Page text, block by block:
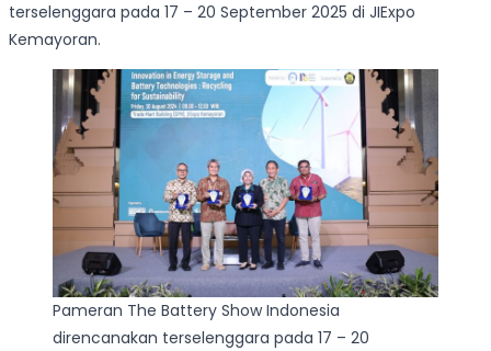
terselenggara pada 17 – 20 September 2025 di JIExpo
Kemayoran.
Pameran The Battery Show Indonesia
direncanakan terselenggara pada 17 – 20